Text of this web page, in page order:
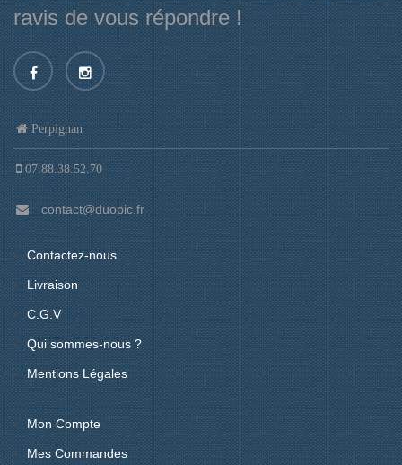
ravis de vous répondre !
Perpignan
07.88.38.52.70
contact@duopic.fr
Contactez-nous
Livraison
C.G.V
Qui sommes-nous ?
Mentions Légales
Mon Compte
Mes Commandes